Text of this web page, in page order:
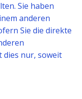
Sie haben
anderen
Sie die direkte
nur, soweit